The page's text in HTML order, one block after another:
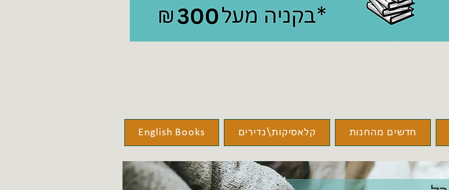
חדשים מהחנות קלאסיקות\נדירים English Books